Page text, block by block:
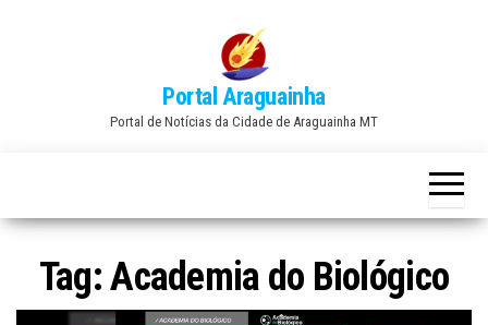
Portal Araguainha
Portal de Notícias da Cidade de Araguainha MT
Tag:Academia do Biológico